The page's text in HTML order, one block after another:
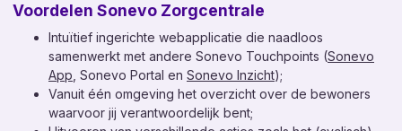
Sonevo Zorgcentrale
Sonevo Inzicht
Sonevo Portal
Zorgalarmering
Voordelen Sonevo Zorgcentrale
Intuïtief ingerichte webapplicatie die naadloos
samenwerkt met andere Sonevo Touchpoints (Sonevo
App , Sonevo Portal en Sonevo Inzicht);
Vanuit één omgeving het overzicht over de bewoners
waarvoor jij verantwoordelijk bent;